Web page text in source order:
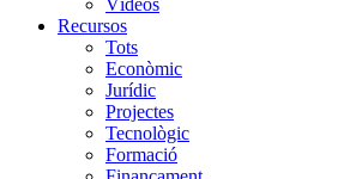
Vídeos
Recursos
Tots
Econòmic
Jurídic
Projectes
Tecnològic
Formació